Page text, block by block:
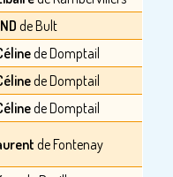
de Bult
de Domptail
de Domptail
de Domptail
de Fontenay